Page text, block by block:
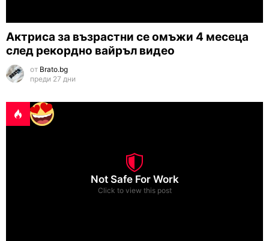
Актриса за възрастни се омъжи 4 месеца
след рекордно вайръл видео
от Brato.bg
преди 27 дни
Not Safe For Work
Click to view this post